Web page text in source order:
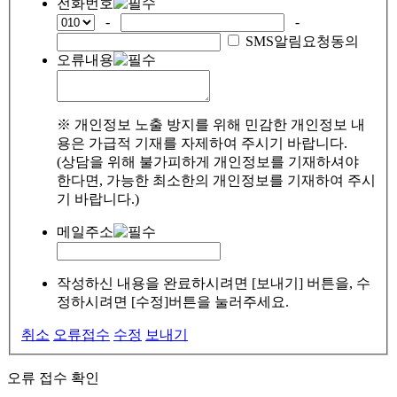
-
-
SMS알림요청동의
오류내용
※ 개인정보 노출 방지를 위해 민감한 개인정보 내
용은 가급적 기재를 자제하여 주시기 바랍니다.
(상담을 위해 불가피하게 개인정보를 기재하셔야
한다면, 가능한 최소한의 개인정보를 기재하여 주시
기 바랍니다.)
메일주소
작성하신 내용을 완료하시려면 [보내기] 버튼을, 수
정하시려면 [수정]버튼을 눌러주세요.
취소 오류접수 수정 보내기
오류 접수 확인